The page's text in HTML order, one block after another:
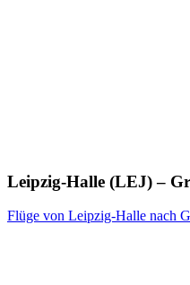
Leipzig-Halle (LEJ) –
Flüge von Leipzig-Halle nach